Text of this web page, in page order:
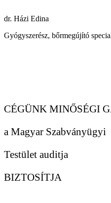
dr. Házi Edina
Gyógyszerész, bőrmegújító
CÉGÜNK MINŐSÉGI
a Magyar Szabványügyi
Testület auditja
BIZTOSÍTJA